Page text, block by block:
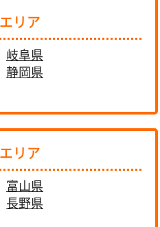
リア
岐阜県
静岡県
リア
富山県
長野県